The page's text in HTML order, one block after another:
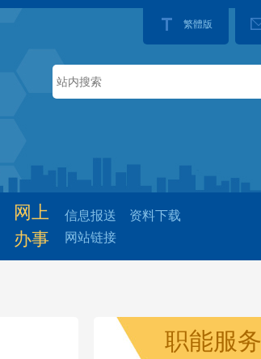
繁體版
网上
办事
信息报送
资料下载
网站链接
职能服务